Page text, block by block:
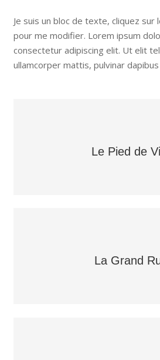
Je suis un bloc de texte, cliquez sur
pour me modifier. Lorem ipsum
consectetur adipiscing elit. Ut elit
ullamcorper mattis, pulvinar dapibus
Le Pied de
La Grand